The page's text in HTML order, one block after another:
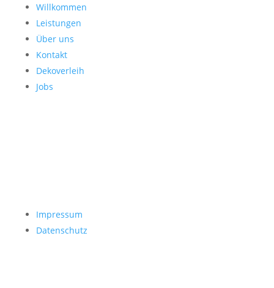
Willkommen
Leistungen
Über uns
Kontakt
Dekoverleih
Jobs
Impressum
Datenschutz